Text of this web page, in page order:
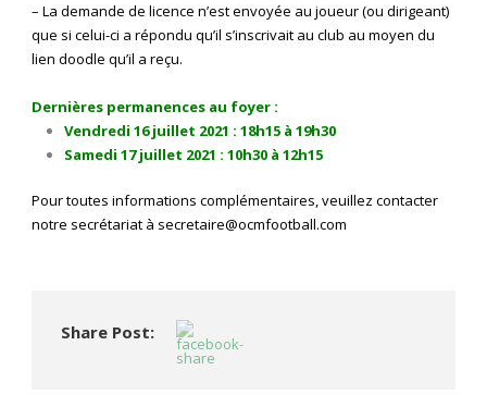
– La demande de licence n’est envoyée au joueur (ou dirigeant)
que si celui-ci a répondu qu’il s’inscrivait au club au moyen du
lien doodle qu’il a reçu.
Dernières permanences au foyer :
Vendredi 16 juillet 2021 : 18h15 à 19h30
Samedi 17 juillet 2021 : 10h30 à 12h15
Pour toutes informations complémentaires, veuillez contacter
notre secrétariat à secretaire@ocmfootball.com
Share Post: